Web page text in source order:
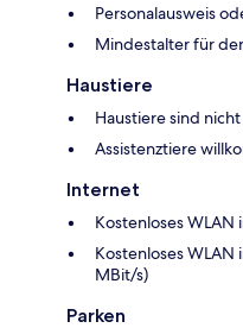
Personalausweis
Mindestalter für
Haustiere
Haustiere sind
Assistenztiere
Internet
Kostenloses
Kostenloses
MBit/s)
Parken